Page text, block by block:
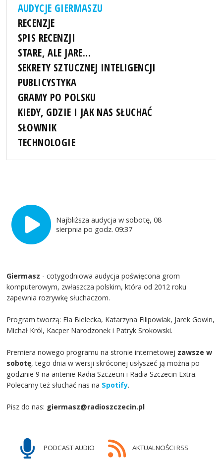
AUDYCJE GIERMASZU
RECENZJE
SPIS RECENZJI
STARE, ALE JARE...
SEKRETY SZTUCZNEJ INTELIGENCJI
PUBLICYSTYKA
GRAMY PO POLSKU
KIEDY, GDZIE I JAK NAS SŁUCHAĆ
SŁOWNIK
TECHNOLOGIE
Najbliższa audycja w sobotę, 08
sierpnia po godz. 09:37
Giermasz - cotygodniowa audycja poświęcona grom
komputerowym, zwłaszcza polskim, która od 2012 roku
zapewnia rozrywkę słuchaczom.
Program tworzą: Ela Bielecka, Katarzyna Filipowiak, Jarek Gowin,
Michał Król, Kacper Narodzonek i Patryk Srokowski.
Premiera nowego programu na stronie internetowej zawsze w
sobotę, tego dnia w wersji skróconej usłyszeć ją można po
godzinie 9 na antenie Radia Szczecin i Radia Szczecin Extra.
Polecamy też słuchać nas na Spotify.
Pisz do nas: giermasz@radioszczecin.pl
PODCAST AUDIO AKTUALNOŚCI RSS